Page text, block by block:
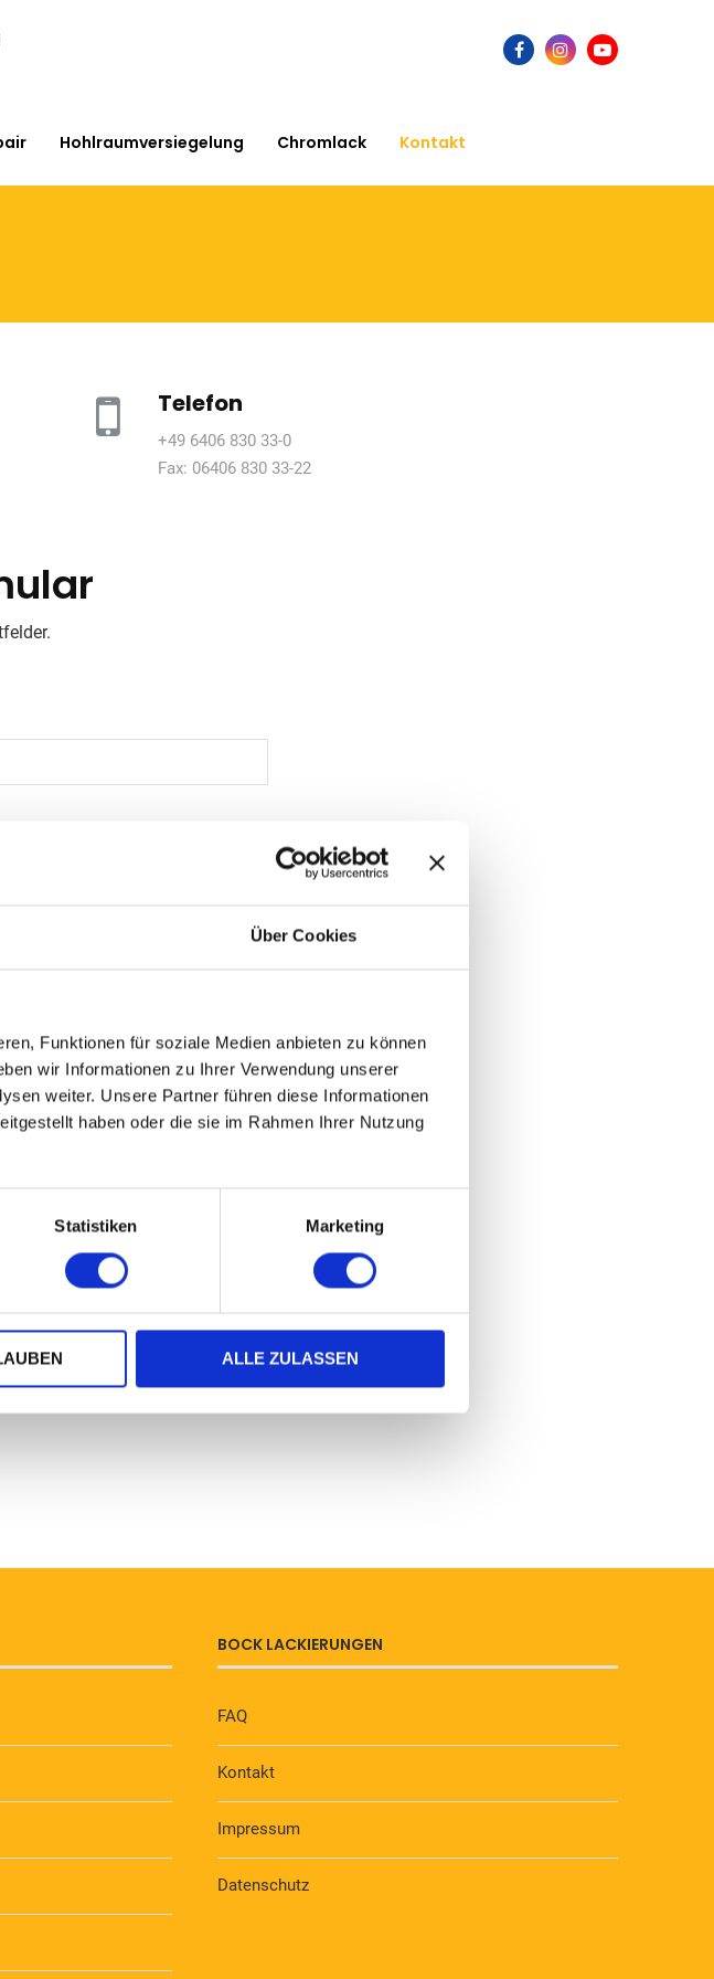
Über Cookies
Funktionen für soziale Medien anbieten zu können
wir Informationen zu Ihrer Verwendung unserer
weiter. Unsere Partner führen diese Informationen
haben oder die sie im Rahmen Ihrer Nutzung
Statistiken Marketing
ALLE ZULASSEN
Hohlraumversiegelung Chromlack Kontakt
Telefon
+49 6406 830 33-0
Fax: 06406 830 33-22
BOCK LACKIERUNGEN
FAQ
Kontakt
Impressum
Datenschutz